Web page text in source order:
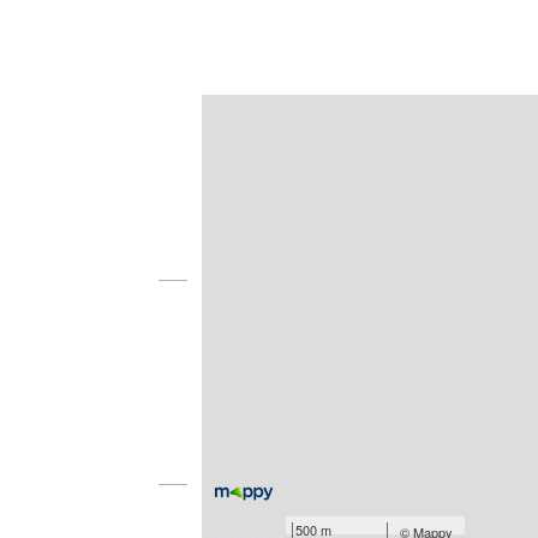
500 m ©Mappy
Équipements